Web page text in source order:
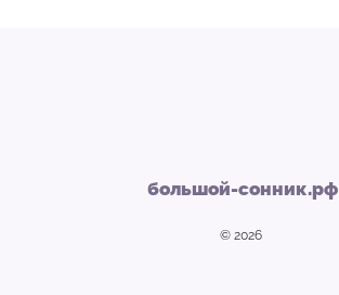
большой-сонник.рф
© 2026